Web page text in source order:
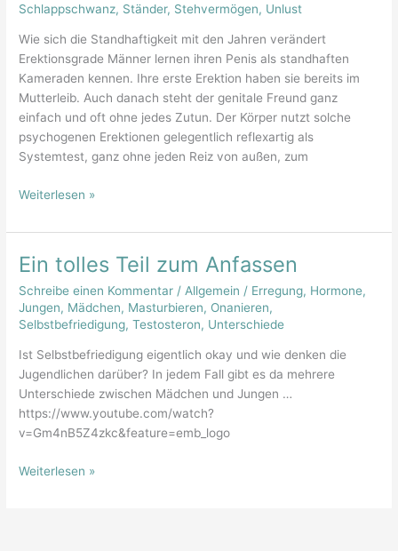
Schlappschwanz, Ständer, Stehvermögen, Unlust
Wie sich die Standhaftigkeit mit den Jahren verändert
Erektionsgrade Männer lernen ihren Penis als standhaften
Kameraden kennen. Ihre erste Erektion haben sie bereits im
Mutterleib. Auch danach steht der genitale Freund ganz
einfach und oft ohne jedes Zutun. Der Körper nutzt solche
psychogenen Erektionen gelegentlich reflexartig als
Systemtest, ganz ohne jeden Reiz von außen, zum
Weiterlesen »
Ein tolles Teil zum Anfassen
Schreibe einen Kommentar / Allgemein / Erregung, Hormone,
Jungen, Mädchen, Masturbieren, Onanieren,
Selbstbefriedigung,Testosteron, Unterschiede
Ist Selbstbefriedigung eigentlich okay und wie denken die
Jugendlichen darüber? In jedem Fall gibt es da mehrere
Unterschiede zwischen Mädchen und Jungen …
https://www.youtube.com/watch?
v=Gm4nB5Z4zkc&feature=emb_logo
Ein
Teil
zum
Weiterlesen »